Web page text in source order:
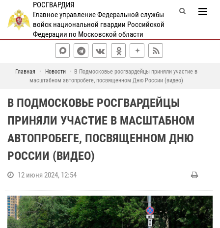
РОСГВАРДИЯ
Главное управление Федеральной службы
войск национальной гвардии Российской
Федерации по Московской области
Главная Новости
В Подмосковье росгвардейцы приняли участие в
масштабном автопробеге, посвященном Дню России (видео)
В ПОДМОСКОВЬЕ РОСГВАРДЕЙЦЫ
ПРИНЯЛИ УЧАСТИЕ В МАСШТАБНОМ
АВТОПРОБЕГЕ, ПОСВЯЩЕННОМ ДНЮ
РОССИИ (ВИДЕО)
12 июня 2024, 12:54